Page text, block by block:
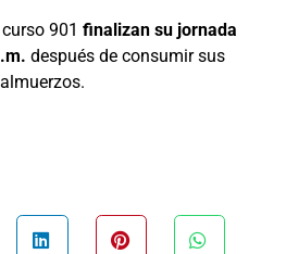
901 finalizan su jornada
después de consumir sus
almuerzos.